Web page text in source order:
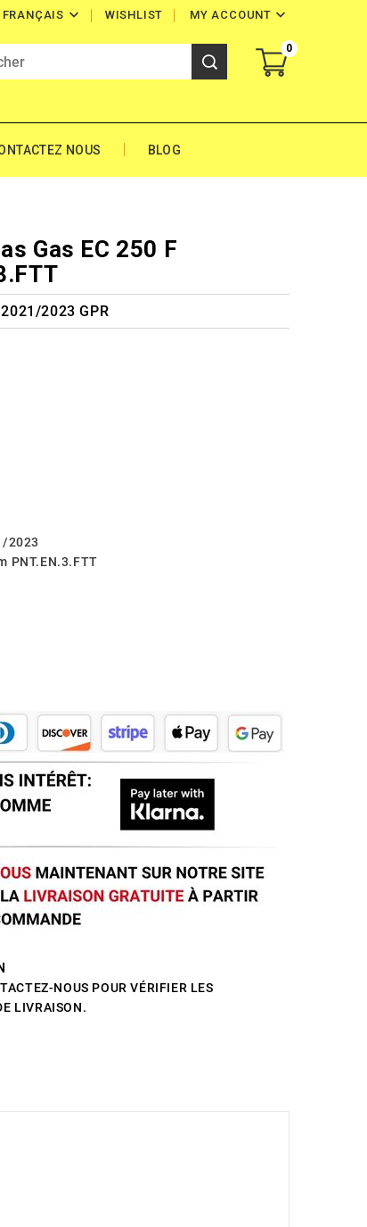
FRANÇAIS  MY ACCOUNT 
WISHLIST
0
NOUS BLOG
Gas EC 250 F
2023 GPR
2023
PNT.EN.3.FTT
NOUS POUR VÉRIFIER LES
LIVRAISON.